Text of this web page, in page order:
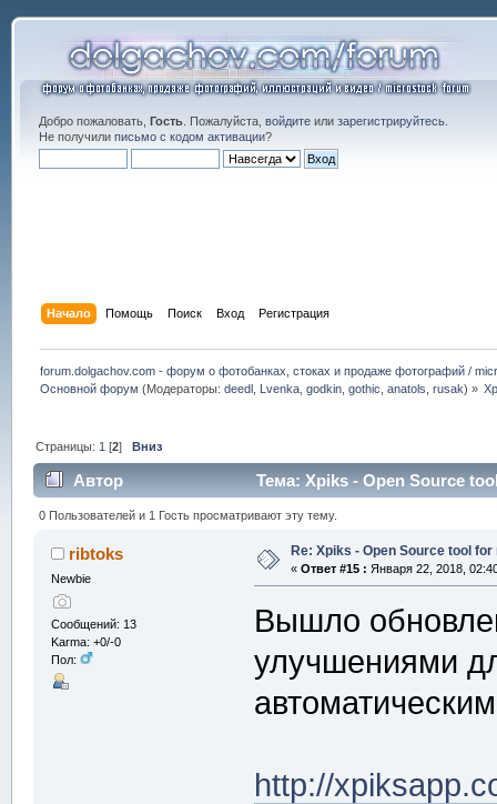
Добро пожаловать, Гость. Пожалуйста, войдитеили зарегистрируйтесь.
Не получили письмо с кодом активации?
Начало Помощь Поиск Вход Регистрация
forum.dolgachov.com - форум о фотобанках, стоках и продаже фотографий /
Основной форум (Модераторы:deedl Lvenka ,godkin ,gothic ,anatols ,rusak) »
Страницы: 1 [2]Вниз
Автор Тема: Xpiks - Open Source
0 Пользователей и 1 Гость просматривают эту тему.
ribtoks
Newbie
Сообщений: 13
Karma: +0/-0
Пол:
Re: Xpiks - Open Source tool
« Ответ #15 : Января 22, 2018,
Вышло
улучшениями
http://